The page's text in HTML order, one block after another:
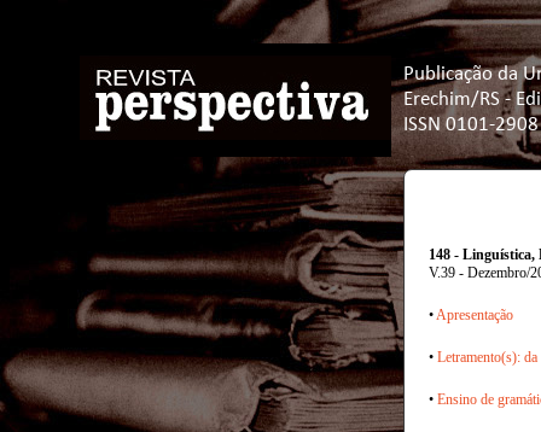
Publicação da
Erechim/RS -
ISSN 0101-2908
148 - Linguística,
V.39 - Dezembro/
•Apresentação
• Letramento(s):
• Ensino de